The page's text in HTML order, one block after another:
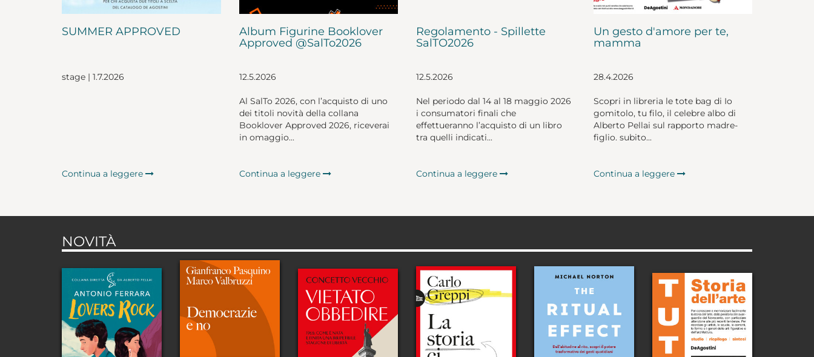
SUMMER APPROVED
stage | 1.7.2026
Continua a leggere
Album Figurine Booklover
Approved @SalTo2026
12.5.2026
Al SalTo 2026, con l’acquisto di uno
dei titoli novità della collana
Booklover Approved 2026, riceverai
in omaggio...
Continua a leggere
Regolamento - Spillette
SalTO2026
12.5.2026
Nel periodo dal 14 al 18 maggio 2026
i consumatori finali che
effettueranno l’acquisto di un libro
tra quelli indicati...
Continua a leggere
Un gesto d'amore per te,
mamma
28.4.2026
Scopri in libreria le tote bag di Io
gomitolo, tu filo, il celebre albo di
Alberto Pellai sul rapporto madre-
figlio. subito...
Continua a leggere
NOVITÀ